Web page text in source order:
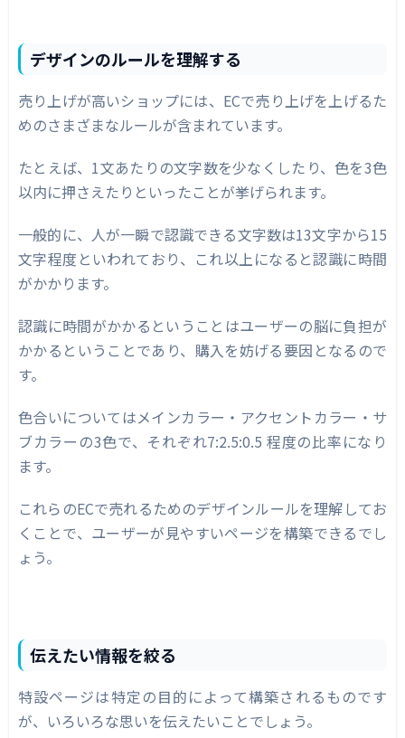
デザインのルールを理解する
売り上げが高いショップには、ECで売り上げを上げるた
めのさまざまなルールが含まれています。
たとえば、1文あたりの文字数を少なくしたり、色を3色
以内に押さえたりといったことが挙げられます。
一般的に、人が一瞬で認識できる文字数は13文字から15
文字程度といわれており、これ以上になると認識に時間
がかかります。
認識に時間がかかるということはユーザーの脳に負担が
かかるということであり、購入を妨げる要因となるので
す。
色合いについてはメインカラー・アクセントカラー・サ
ブカラーの3色で、それぞれ7:2.5:0.5 程度の比率になり
ます。
これらのECで売れるためのデザインルールを理解してお
くことで、ユーザーが見やすいページを構築できるでし
ょう。
伝えたい情報を絞る
特設ページは特定の目的によって構築されるものです
が、いろいろな思いを伝えたいことでしょう。